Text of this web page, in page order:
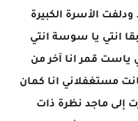
الأسرة الكبيرة
انتي يا سوسة انتي
ياست قمر انا آخر من
مستغفلاني انا كمان
إلى ماجد نظرة ذات